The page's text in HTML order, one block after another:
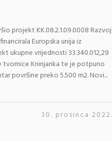
projekt KK.08.2.1.09.0008 Razvoj
Europska unija iz
ukupne vrijednosti 33.340.012,29
tvornice Kninjanka te je potpuno
površine preko 5.500 m2. Novi...
30. prosinca